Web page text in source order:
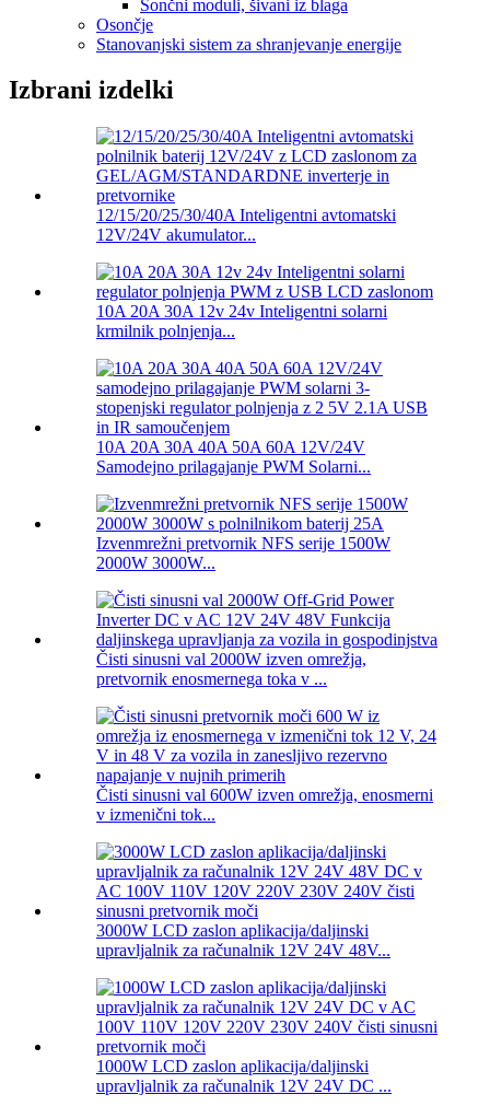
Sončni moduli, šivani iz blaga
Osončje
Stanovanjski sistem za shranjevanje energije
Izbrani izdelki
12/15/20/25/30/40A Inteligentni avtomatski
12V/24V akumulator...
10A 20A 30A 12v 24v Inteligentni solarni
krmilnik polnjenja...
10A 20A 30A 40A 50A 60A 12V/24V
Samodejno prilagajanje PWM Solarni...
Izvenmrežni pretvornik NFS serije 1500W
2000W 3000W...
Čisti sinusni val 2000W izven omrežja,
pretvornik enosmernega toka v ...
Čisti sinusni val 600W izven omrežja, enosmerni
v izmenični tok...
3000W LCD zaslon aplikacija/daljinski
upravljalnik za računalnik 12V 24V 48V...
1000W LCD zaslon aplikacija/daljinski
upravljalnik za računalnik 12V 24V DC ...